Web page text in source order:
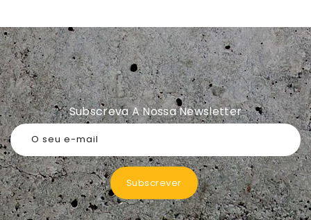
Subscreva A Nossa Newsletter
O seu e-mail
Subscrever